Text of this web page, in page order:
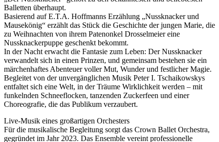
Balletten überhaupt.
Basierend auf E.T.A. Hoffmanns Erzählung „Nussknacker und
Mausekönig“ erzählt das Stück die Geschichte der jungen Marie, die
zu Weihnachten von ihrem Patenonkel Drosselmeier eine
Nussknackerpuppe geschenkt bekommt.
In der Nacht erwacht die Fantasie zum Leben: Der Nussknacker
verwandelt sich in einen Prinzen, und gemeinsam bestehen sie ein
märchenhaftes Abenteuer voller Mut, Wunder und festlicher Magie.
Begleitet von der unvergänglichen Musik Peter I. Tschaikowskys
entfaltet sich eine Welt, in der Träume Wirklichkeit werden – mit
funkelnden Schneeflocken, tanzenden Zuckerfeen und einer
Choreografie, die das Publikum verzaubert.
Live-Musik eines großartigen Orchesters
Für die musikalische Begleitung sorgt das Crown Ballet Orchestra,
gegründet im Jahr 2023. Das Ensemble vereint professionelle